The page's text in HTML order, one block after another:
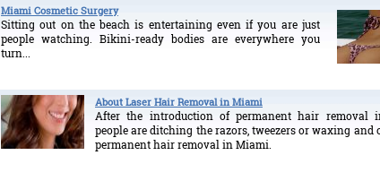
Miami Cosmetic Surgery
Sitting out on the beach is entertaining even if you are just
people watching. Bikini-ready bodies are everywhere you
turn...
About Laser Hair Removal in Miami
After the introduction of permanent hair removal
people are ditching the razors, tweezers or waxing and
permanent hair removal in Miami.